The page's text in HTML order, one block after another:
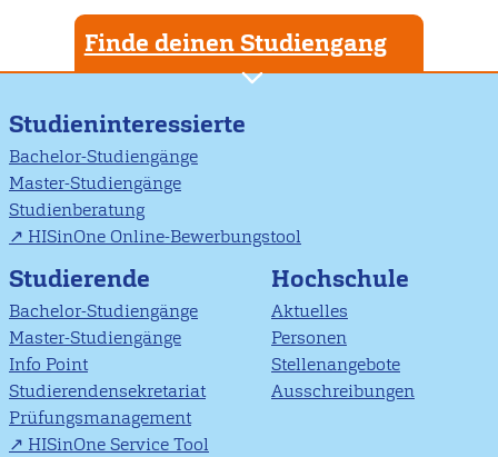
Finde deinen Studiengang
Studieninteressierte
Bachelor-Studiengänge
Master-Studiengänge
Studienberatung
HISinOne Online-Bewerbungstool
Studierende
Bachelor-Studiengänge
Master-Studiengänge
Info Point
Studierendensekretariat
Prüfungsmanagement
HISinOne Service Tool
Hochschule
Aktuelles
Personen
Stellenangebote
Ausschreibungen